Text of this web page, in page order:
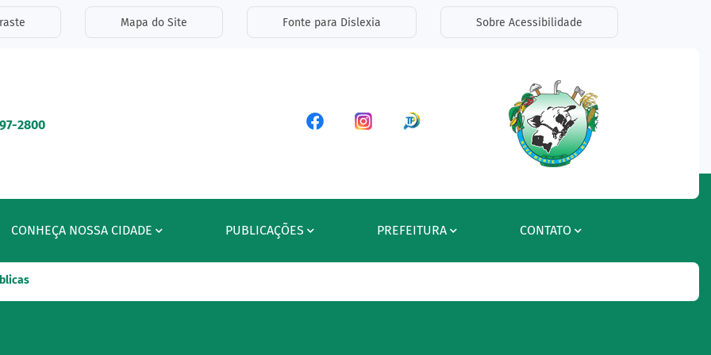
de acessibilidade
Mapa do Site Fonte para Dislexia Sobre Acessibilidade
2800 Acessar a Rede Social Facebook
Acessar a Rede Social Instagram
Acessar a Rede Social Radar
CONHEÇA NOSSA CIDADE PUBLICAÇÕES PREFEITURA CONTATO